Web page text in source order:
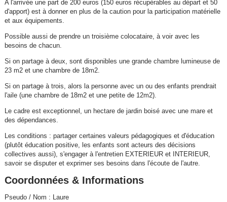
A l'arrivée une part de 200 euros (150 euros récupérables au départ et 50
d'apport) est à donner en plus de la caution pour la participation matérielle
et aux équipements.
Possible aussi de prendre un troisième colocataire, à voir avec les
besoins de chacun.
Si on partage à deux, sont disponibles une grande chambre lumineuse de
23 m2 et une chambre de 18m2.
Si on partage à trois, alors la personne avec un ou des enfants prendrait
l'aile (une chambre de 18m2 et une petite de 12m2).
Le cadre est exceptionnel, un hectare de jardin boisé avec une mare et
des dépendances.
Les conditions : partager certaines valeurs pédagogiques et d'éducation
(plutôt éducation positive, les enfants sont acteurs des décisions
collectives aussi), s'engager à l'entretien EXTERIEUR et INTERIEUR,
savoir se disputer et exprimer ses besoins dans l'écoute de l'autre.
Coordonnées & Informations
Pseudo / Nom : Laure